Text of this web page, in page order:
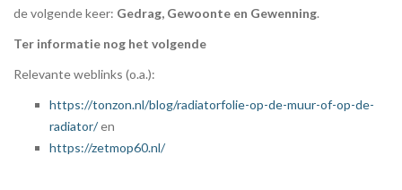
de volgende keer: Gedrag, Gewoonte en Gewenning.
Ter informatie nog het volgende
Relevante weblinks (o.a.):
https://tonzon.nl/blog/radiatorfolie-op-de-muur-of-op-de-
radiator/en
https://zetmop60.nl/